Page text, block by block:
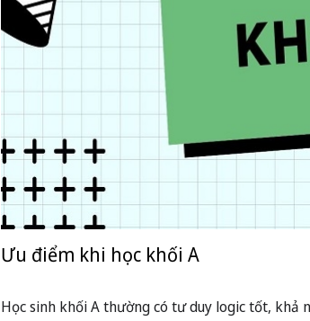
Ưu điểm khi học khối A
Học sinh khối A thường có tư duy logic tốt, khả